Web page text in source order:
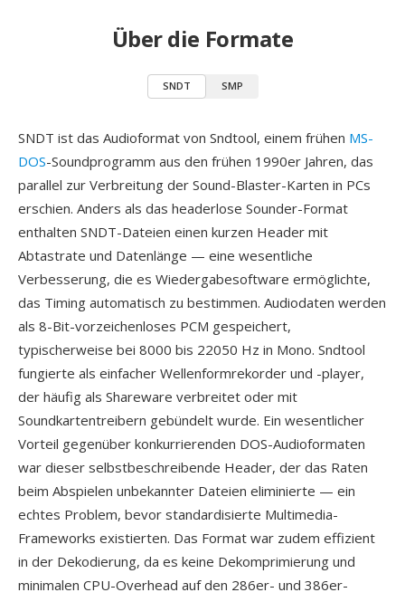
Über die Formate
SNDT SMP
SNDT ist das Audioformat von Sndtool, einem frühen MS-
DOS-Soundprogramm aus den frühen 1990er Jahren, das
parallel zur Verbreitung der Sound-Blaster-Karten in PCs
erschien. Anders als das headerlose Sounder-Format
enthalten SNDT-Dateien einen kurzen Header mit
Abtastrate und Datenlänge — eine wesentliche
Verbesserung, die es Wiedergabesoftware ermöglichte,
das Timing automatisch zu bestimmen. Audiodaten werden
als 8-Bit-vorzeichenloses PCM gespeichert,
typischerweise bei 8000 bis 22050 Hz in Mono. Sndtool
fungierte als einfacher Wellenformrekorder und -player,
der häufig als Shareware verbreitet oder mit
Soundkartentreibern gebündelt wurde. Ein wesentlicher
Vorteil gegenüber konkurrierenden DOS-Audioformaten
war dieser selbstbeschreibende Header, der das Raten
beim Abspielen unbekannter Dateien eliminierte — ein
echtes Problem, bevor standardisierte Multimedia-
Frameworks existierten. Das Format war zudem effizient
in der Dekodierung, da es keine Dekomprimierung und
minimalen CPU-Overhead auf den 286er- und 386er-